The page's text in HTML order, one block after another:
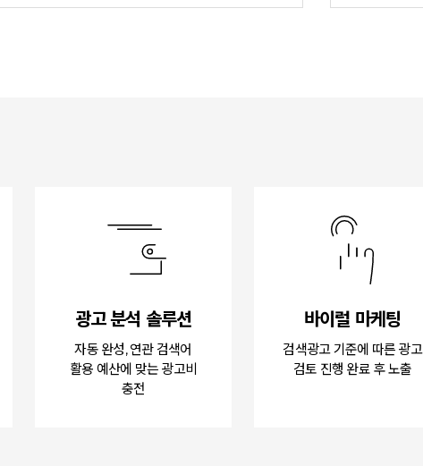
광고 분석 솔루션
자동 완성, 연관 검색어
활용 예산에 맞는 광고비
충전
바이럴 마케팅
검색광고 기준에 따른 광고
검토 진행 완료 후 노출